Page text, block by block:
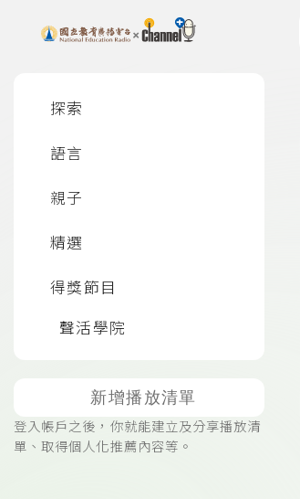
上方功能區塊
探索
語言
親子
精選
得獎節目
聲活學院
新增播放清單
登入帳戶之後，你就能建立及分享播放清
單、取得個人化推薦內容等。